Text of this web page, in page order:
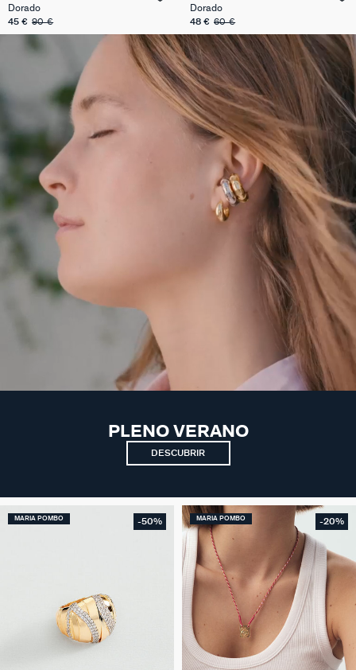
Dorado
45 € 90 €
Dorado
48 € 60 €
PLENO VERANO
DESCUBRIR
MARIA POMBO -50% MARIA POMBO -20%